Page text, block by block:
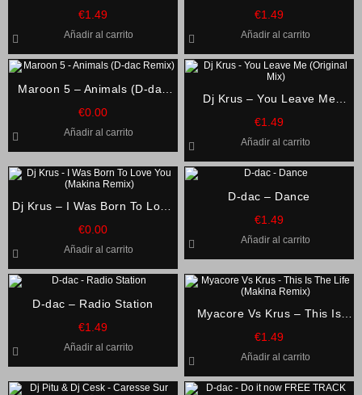
Welcome to the future
€1.49
Añadir al carrito
Diamond Heart
€1.49
Añadir al carrito
Maroon 5 – Animals (D-dac
Remix)
€0.00
Añadir al carrito
Dj Krus – You Leave Me
(Original Mix)
€1.49
Añadir al carrito
Dj Krus – I Was Born To Love
You (Makina Remix)
€0.00
Añadir al carrito
D-dac – Dance
€1.49
Añadir al carrito
D-dac – Radio Station
€1.49
Añadir al carrito
Myacore Vs Krus – This Is
The Life (Makina Remix)
€1.49
Añadir al carrito